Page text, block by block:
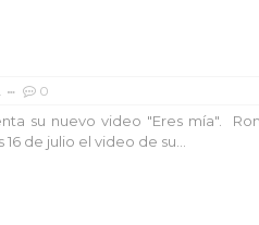
0
su nuevo video "Eres mía".
de julio el video de su...